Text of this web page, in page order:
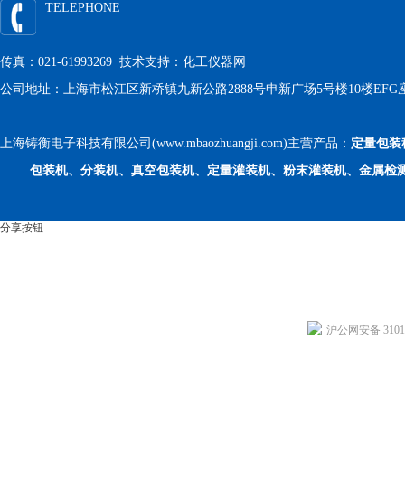
TELEPHONE
传真：021-61993269 技术支持： 化工仪器网
公司地址：上海市松江区新桥镇九新公路2888号申新广场5号楼10楼EFG
上海铸衡电子科技有限公司(www.mbaozhuangji.com)主营产品： 定量包装
包装机、分装机、真空包装机、定量灌装机、粉末灌装机、金属检
分享按钮
沪公网安备